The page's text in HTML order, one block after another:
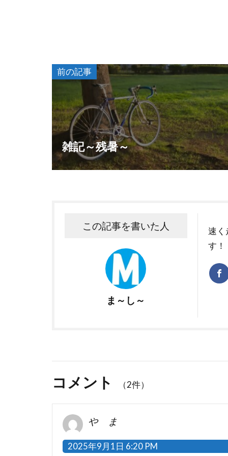
前の記事
雑記～残暑～
この記事を書いた人
ま～し～
速く
す！
コメント （2件）
や ま
2025年9月1日 6:20 PM